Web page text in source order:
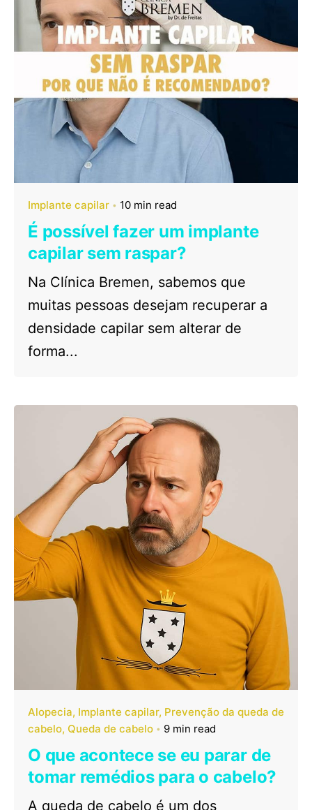
Implante capilar 10 min read
É possível fazer um implante
capilar sem raspar?
Na Clínica Bremen, sabemos que
muitas pessoas desejam recuperar a
densidade capilar sem alterar de
forma...
Alopecia Implante capilar Prevenção da queda de
cabelo Queda de cabelo 9 min read
O que acontece se eu parar de
tomar remédios para o cabelo?
A queda de cabelo é um dos